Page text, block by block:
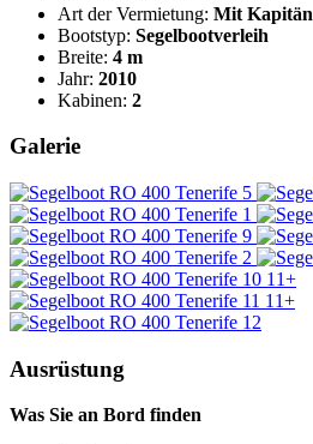
Art der Vermietung: Mit Kapitän
Bootstyp: Segelbootverleih
Breite: 4 m
Jahr: 2010
Kabinen: 2
Galerie
11+
11+
Ausrüstung
Was Sie an Bord finden